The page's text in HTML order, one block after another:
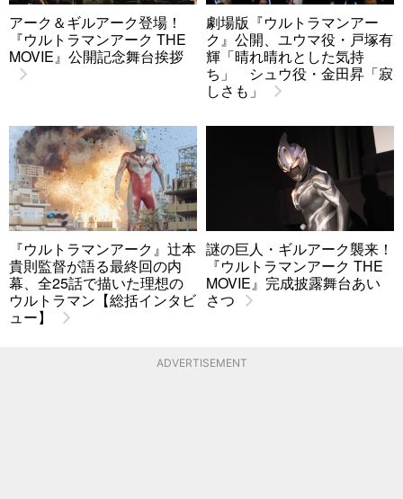
アーク＆ギルアーク登場！
『ウルトラマンアーク THE
MOVIE』公開記念舞台挨拶
劇場版『ウルトラマンアー
ク』公開、ユウマ役・戸塚有
輝「晴れ晴れとした気持
ち」 シュウ役・金田昇「寂
しさも」
『ウルトラマンアーク』辻本
貴則監督が語る最終回の内
幕、全25話で描いた理想の
ウルトラマン【総括インタビ
ュー】
謎の巨人・ギルアーク襲来！
『ウルトラマンアーク THE
MOVIE』完成披露舞台あい
さつ
ADVERTISEMENT